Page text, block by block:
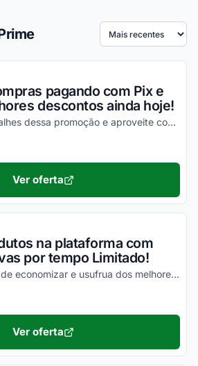
Ordenar por
pagando com Pix e
descontos ainda hoje!
Confira todos os detalhes dessa promoção e aproveite com vantagens incríveis!
Ver oferta
na plataforma com
por tempo Limitado!
Não perca a chance de economizar e usufrua dos melhores descontos!
Ver oferta